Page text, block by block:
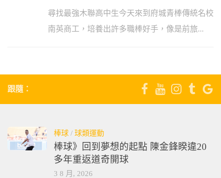
尋找最強木聯高中生今天來到府城青棒傳統名校
南英商工，培養出許多職棒好手，像是前旅...
跟隨：
棒球 / 球類運動
棒球》回到夢想的起點 陳金鋒睽違20
多年重返道奇開球
3 8 月, 2026